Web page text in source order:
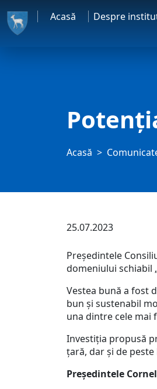
Acasă Despre
Acasă
25.07.2023
Președintele
domeniului schiabil
Vestea bună a fost
bun și sustenabil
una dintre cele mai
Investiția propusă
țară, dar și de
Președintele